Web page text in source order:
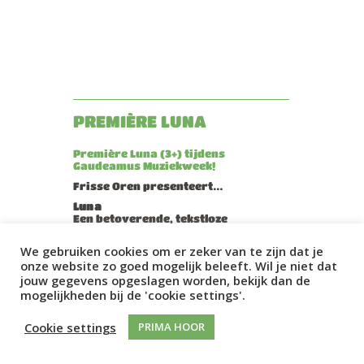
PREMIÈRE LUNA
Première Luna (3+) tijdens
Gaudeamus Muziekweek!
Frisse Oren presenteert…
Luna
Een betoverende, tekstloze
Frisse Oren gaat naar de maan!
Percussioniste Yung-Tuan Ku presenteert
dit najaar de wel heel bijzondere solo-
voorstelling: Luna. Deze betoverende
expeditie naar de maan gaat in première
op zondag 11 september om 12.00 uur, als
We gebruiken cookies om er zeker van te zijn dat je
onze website zo goed mogelijk beleeft. Wil je niet dat
jouw gegevens opgeslagen worden, bekijk dan de
mogelijkheden bij de 'cookie settings'.
Cookie settings
PRIMA HOOR